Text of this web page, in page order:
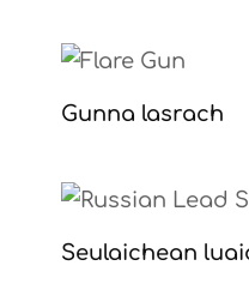
Gunna lasrach
Seulaichean